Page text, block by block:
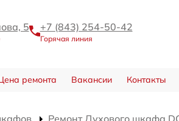
5 +7 (843) 254-50-42
Горячая линия
ремонта Вакансии Контакты
Ремонт Духового шкафа